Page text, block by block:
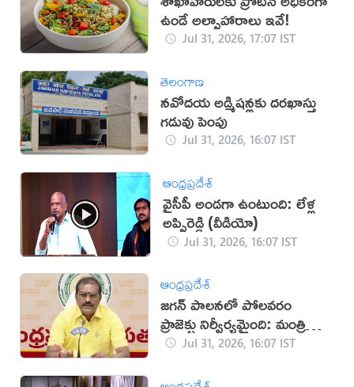
ఉండే అల్పాహారాలు ఇవే!
Jul 31, 2026, 17:07 IST
తెలంగాణ
నవోదయ అడ్మిషన్లకు దరఖాస్తు
గడువు పెంపు
Jul 31, 2026, 16:07 IST
ఆంధ్రప్రదేశ్
వైసీపీ అండగా ఉంటుంది: లేళ్ల
అప్పిరెడ్డి (వీడియో)
Jul 31, 2026, 16:07 IST
ఆంధ్రప్రదేశ్
జగన్‌ పాలనలో పోలవరం
ప్రాజెక్టు నిర్వీర్యమైంది: మంత్రి
నిమ్మలJul 31, 2026, 16:07 IST